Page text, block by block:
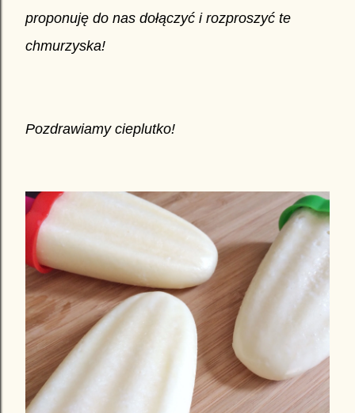
proponuję do nas dołączyć i rozproszyć te
chmurzyska!
Pozdrawiamy cieplutko!